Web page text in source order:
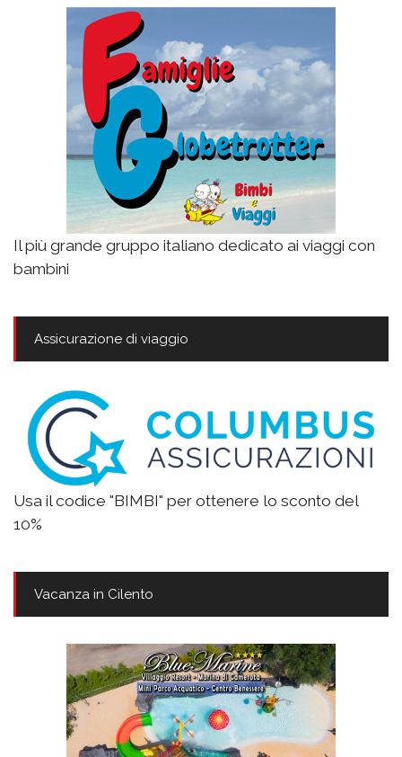
Il più grande gruppo italiano dedicato ai viaggi con
bambini
Assicurazione di viaggio
Usa il codice "BIMBI" per ottenere lo sconto del
10%
Vacanza in Cilento